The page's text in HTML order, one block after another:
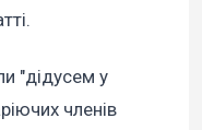
"дідусем у
членів